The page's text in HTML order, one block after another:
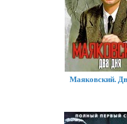
Маяковский.